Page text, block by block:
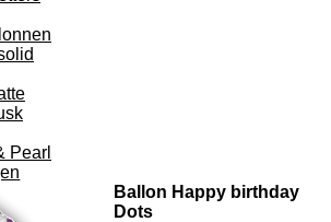
Pearl
Ballon Happy birthday
Dots